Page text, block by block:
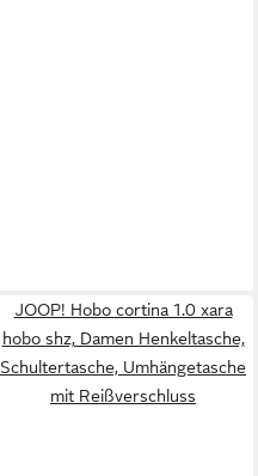
JOOP! Hobo cortina 1.0 xara
hobo shz, Damen Henkeltasche,
Schultertasche, Umhängetasche
mit Reißverschluss